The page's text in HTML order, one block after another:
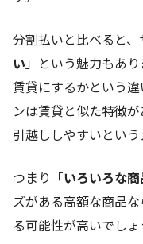
分割払いと比べると
い 」という魅力もあ
賃貸にするかという
ンは賃貸と似た特徴
引越ししやすいという
つまり「いろいろな
ズがある高額な商品
る可能性が高いでしょ